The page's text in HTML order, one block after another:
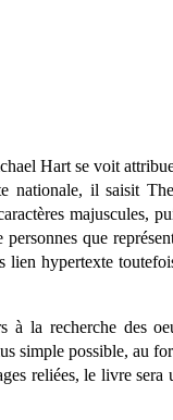
Hart se voit
il saisit
majuscules,
que
hypertexte
la recherche des
simple possible, au
reliées, le livre